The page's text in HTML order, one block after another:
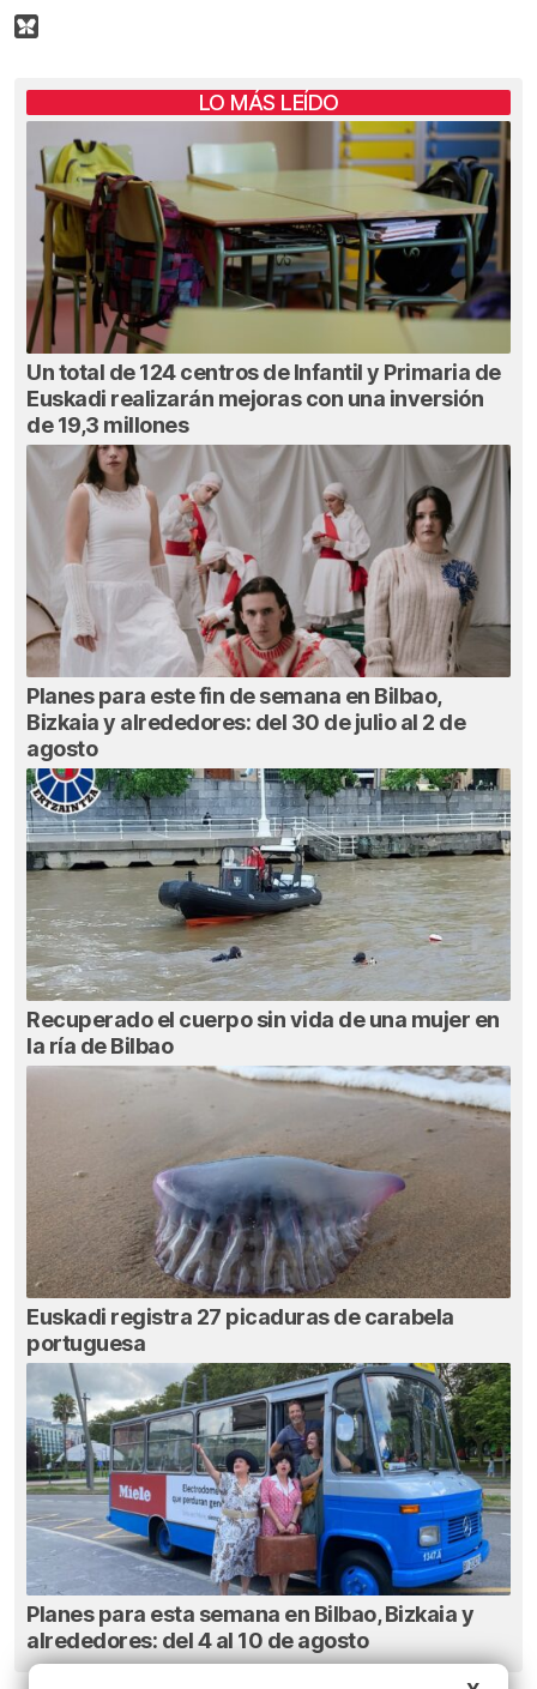
LO MÁS LEÍDO
Un total de 124 centros de Infantil y Primaria de
Euskadi realizarán mejoras con una inversión
de 19,3 millones
Planes para este fin de semana en Bilbao,
Bizkaia y alrededores: del 30 de julio al 2 de
agosto
Recuperado el cuerpo sin vida de una mujer en
la ría de Bilbao
Euskadi registra 27 picaduras de carabela
portuguesa
Planes para esta semana en Bilbao, Bizkaia y
alrededores: del 4 al 10 de agosto